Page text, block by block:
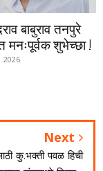
बाबुराव तनपुरे
मनःपूर्वक शुभेच्छा !
2026
Next
कु.भक्ती पवळ हिची